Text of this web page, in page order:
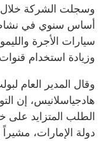
أساس سنوي في
سيارات الأجرة
وزيادة استخدام
وقال المدير العام
هادجياسلانيس، إن
الطلب المتزايد على
دولة الإمارات،